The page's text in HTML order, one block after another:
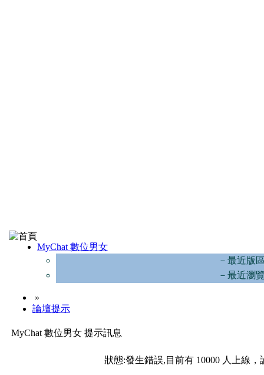
MyChat 數位男女
－最近版
－最近瀏
»
論壇提示
MyChat 數位男女 提示訊息
狀態:發生錯誤,目前有 10000 人上線